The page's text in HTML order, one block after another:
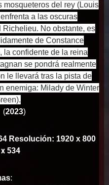
mosqueteros del rey (Louis
a las oscuras
No obstante, es
de Constance
la confidente de la reina
se pondrá realmente
le llevará tras la pista de
enemiga: Milady de Winter
(2023)
Resolución: 1920 x 800
534
: